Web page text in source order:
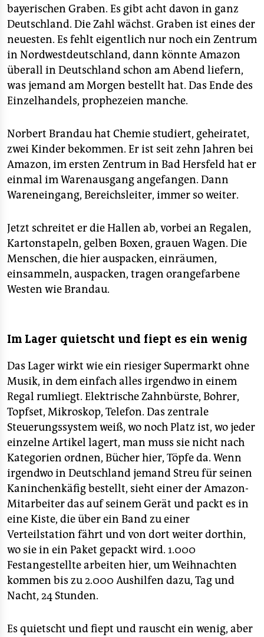
bayerischen Graben. Es gibt acht davon in ganz
Deutschland. Die Zahl wächst. Graben ist eines der
neuesten. Es fehlt eigentlich nur noch ein Zentrum
in Nordwestdeutschland, dann könnte Amazon
überall in Deutschland schon am Abend liefern,
was jemand am Morgen bestellt hat. Das Ende des
Einzelhandels, prophezeien manche.
Norbert Brandau hat Chemie studiert, geheiratet,
zwei Kinder bekommen. Er ist seit zehn Jahren bei
Amazon, im ersten Zentrum in Bad Hersfeld hat er
einmal im Warenausgang angefangen. Dann
Wareneingang, Bereichsleiter, immer so weiter.
Jetzt schreitet er die Hallen ab, vorbei an Regalen,
Kartonstapeln, gelben Boxen, grauen Wagen. Die
Menschen, die hier auspacken, einräumen,
einsammeln, auspacken, tragen orangefarbene
Westen wie Brandau.
Im Lager quietscht und fiept es ein wenig
Das Lager wirkt wie ein riesiger Supermarkt ohne
Musik, in dem einfach alles irgendwo in einem
Regal rumliegt. Elektrische Zahnbürste, Bohrer,
Topfset, Mikroskop, Telefon. Das zentrale
Steuerungssystem weiß, wo noch Platz ist, wo jeder
einzelne Artikel lagert, man muss sie nicht nach
Kategorien ordnen, Bücher hier, Töpfe da. Wenn
irgendwo in Deutschland jemand Streu für seinen
Kaninchenkäfig bestellt, sieht einer der Amazon-
Mitarbeiter das auf seinem Gerät und packt es in
eine Kiste, die über ein Band zu einer
Verteilstation fährt und von dort weiter dorthin,
wo sie in ein Paket gepackt wird. 1.000
Festangestellte arbeiten hier, um Weihnachten
kommen bis zu 2.000 Aushilfen dazu, Tag und
Nacht, 24 Stunden.
Es quietscht und fiept und rauscht ein wenig, aber